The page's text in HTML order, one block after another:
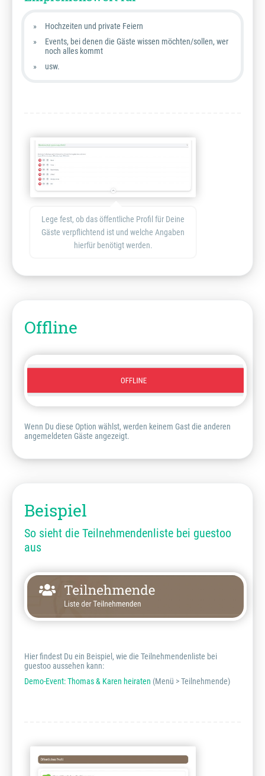
Hochzeiten und private Feiern
Events, bei denen die Gäste wissen möchten/sollen, wer
noch alles kommt
usw.
Lege fest, ob das öffentliche Profil für Deine
Gäste verpflichtend ist und welche Angaben
hierfür benötigt werden.
Offline
Wenn Du diese Option wählst, werden keinem Gast die anderen
angemeldeten Gäste angezeigt.
Beispiel
So sieht die Teilnehmendenliste bei guestoo
aus
Hier findest Du ein Beispiel, wie die Teilnehmendenliste bei
guestoo aussehen kann:
Demo-Event: Thomas & Karen heiraten (Menü > Teilnehmende)